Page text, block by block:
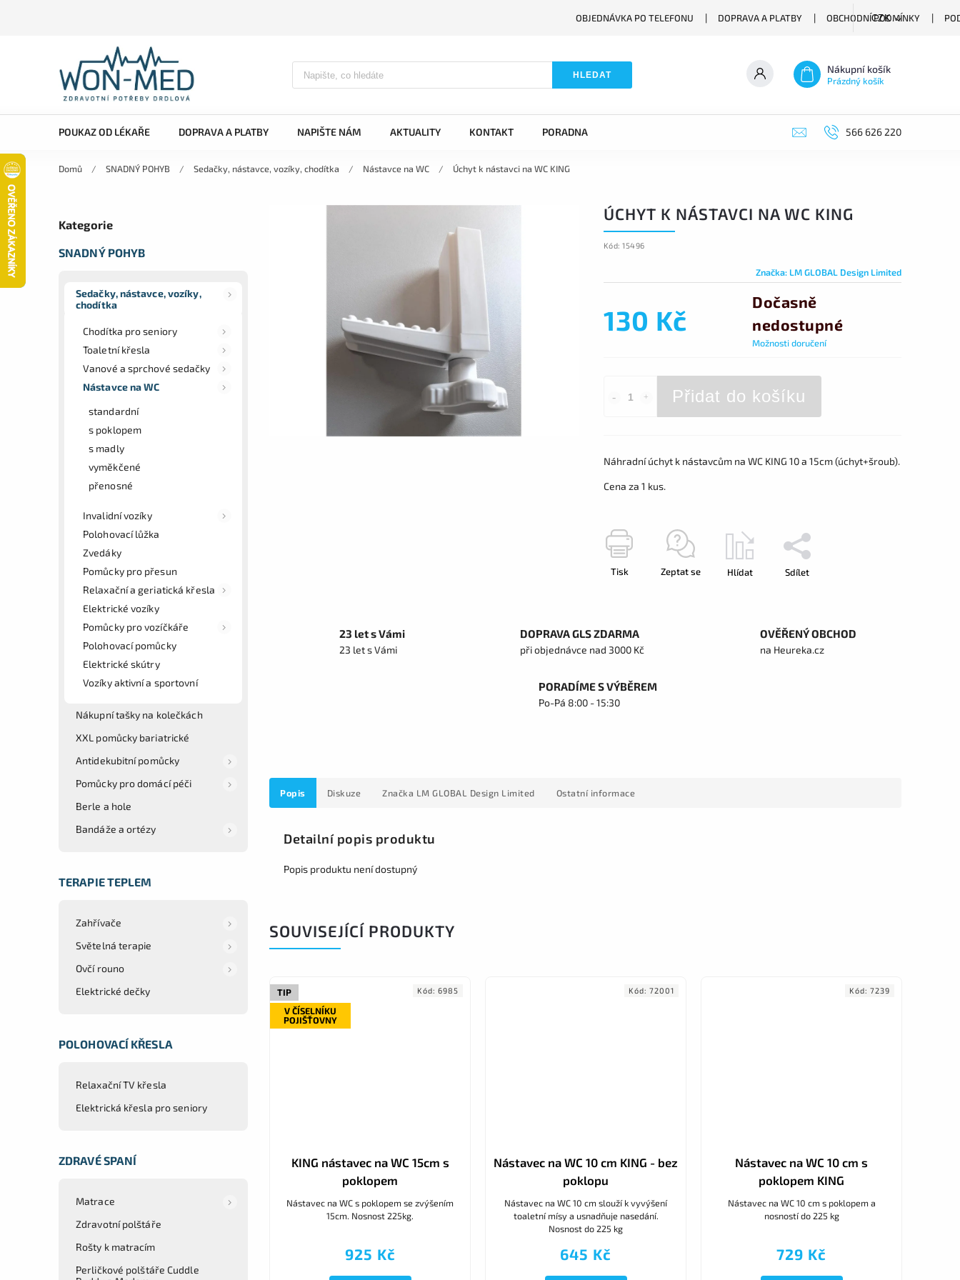
OBJEDNÁVKA PO TELEFONU DOPRAVA A PLATBY OBCHODNÍ PODMÍNKY
CZK
HLEDAT Nákupní košík
Prázdný košík
POUKAZ OD LÉKAŘE DOPRAVA A PLATBY NAPIŠTE NÁM AKTUALITY KONTAKT PORADNA 566 626 220
Domů / SNADNÝ POHYB / Sedačky, nástavce, vozíky, chodítka / Nástavce na WC / Úchyt k nástavci na WC KING
Kategorie
SNADNÝ POHYB
Sedačky, nástavce, vozíky,
chodítka
Chodítka pro seniory
Toaletní křesla
Vanové a sprchové sedačky
Nástavce na WC
standardní
s poklopem
s madly
vyměkčené
přenosné
Invalidní vozíky
Polohovací lůžka
Zvedáky
Pomůcky pro přesun
Relaxační a geriatická křesla
Elektrické vozíky
Pomůcky pro vozíčkáře
Polohovací pomůcky
Elektrické skútry
Vozíky aktivní a sportovní
Nákupní tašky na kolečkách
XXL pomůcky bariatrické
Antidekubitní pomůcky
Pomůcky pro domácí péči
Berle a hole
Bandáže a ortézy
TERAPIE TEPLEM
Zahřívače
Světelná terapie
Ovčí rouno
Elektrické dečky
POLOHOVACÍ KŘESLA
Relaxační TV křesla
Elektrická křesla pro seniory
ZDRAVÉ SPANÍ
Matrace
Zdravotní polštáře
Rošty k matracím
Perličkové polštáře Cuddle
ÚCHYT K NÁSTAVCI NA WC KING
Kód: 15496
Značka: LM GLOBAL Design Limited
130 Kč
Dočasně
nedostupné
Možnosti doručení
Přidat do košíku
Náhradní úchyt k nástavcům na WC KING 10 a 15cm (úchyt+šroub).
Cena za 1 kus.
Tisk Zeptat se Hlídat Sdílet
23 let s Vámi
23 let s Vámi
DOPRAVA GLS ZDARMA
při objednávce nad 3000 Kč
OVĚŘENÝ OBCHOD
na Heureka.cz
PORADÍME S VÝBĚREM
Po-Pá 8:00 - 15:30
Popis Diskuze Značka LM GLOBAL Design Limited Ostatní informace
Detailní popis produktu
Popis produktu není dostupný
SOUVISEJÍCÍ PRODUKTY
TIP
V ČÍSELNÍKU
POJIŠŤOVNY
KING nástavec na WC 15cm s
poklopem
925 Kč
Nástavec na WC s poklopem se zvýšením
15cm. Nosnost 225kg.
Kód: 6985
Nástavec na WC 10 cm KING - bez
poklopu
645 Kč
Nástavec na WC 10 cm slouží k vyvýšení
toaletní mísy a usnadňuje nasedání.
Nosnost do 225 kg
Kód: 72001
Nástavec na WC 10 cm s
poklopem KING
729 Kč
Nástavec na WC 10 cm s poklopem a
nosností do 225 kg
Kód: 7239